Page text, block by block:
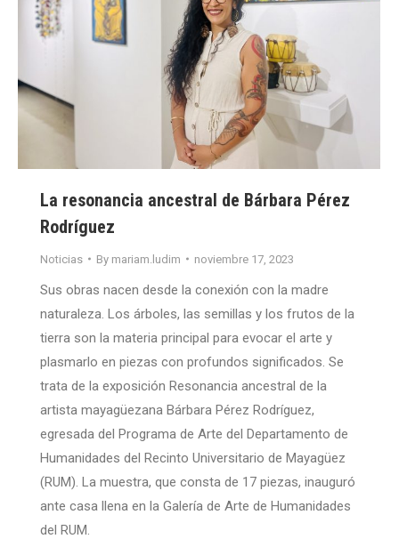
La resonancia ancestral de Bárbara Pérez
Rodríguez
Noticias By mariam.ludim noviembre 17, 2023
Sus obras nacen desde la conexión con la madre
naturaleza. Los árboles, las semillas y los frutos de la
tierra son la materia principal para evocar el arte y
plasmarlo en piezas con profundos significados. Se
trata de la exposición Resonancia ancestral de la
artista mayagüezana Bárbara Pérez Rodríguez,
egresada del Programa de Arte del Departamento de
Humanidades del Recinto Universitario de Mayagüez
(RUM). La muestra, que consta de 17 piezas, inauguró
ante casa llena en la Galería de Arte de Humanidades
del RUM.